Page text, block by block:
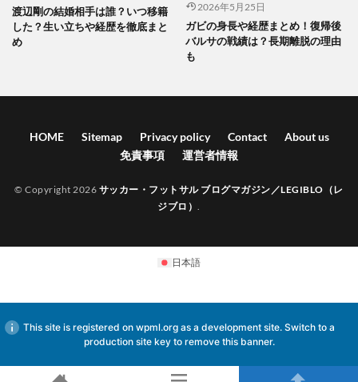
渡辺剛の結婚相手は誰？いつ移籍
した？生い立ちや経歴を徹底まと
め
2026年5月25日
ガビの身長や経歴まとめ！復帰後
バルサの戦績は？長期離脱の理由
も
HOME Sitemap Privacy policy Contact
About us
免責事項
運営者情報
© Copyright 2026 サッカー・フットサル ブログマガジン／LEGIBLO（レ
ジブロ）
日本語
This site is registered on wpml.org as a development site. Switch to a
production site key to remove this banner.